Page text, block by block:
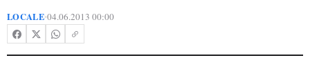
LOCALE•04.06.2013 00:00